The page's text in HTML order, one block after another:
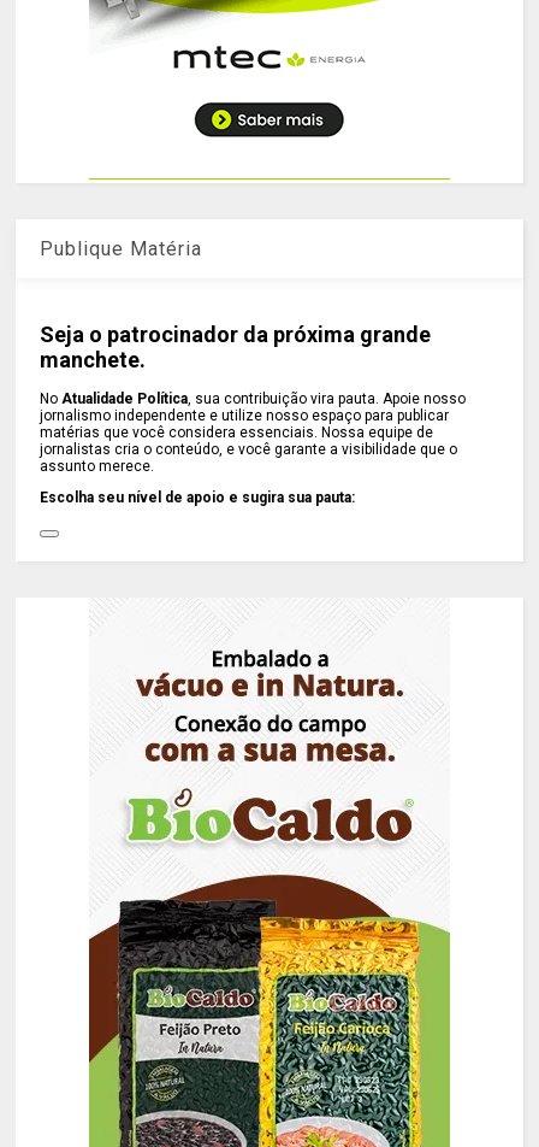
Publique Matéria
Seja o patrocinador da próxima grande
manchete.
NoAtualidade Política, sua contribuição vira pauta. Apoie nosso
jornalismo independente e utilize nosso espaço para publicar
matérias que você considera essenciais. Nossa equipe de
jornalistas cria o conteúdo, e você garante a visibilidade que o
assunto merece.
Escolha seu nível de apoio e sugira sua pauta: